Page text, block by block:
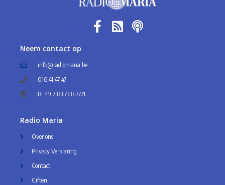
Neem contact op
info@radiomaria.be
016 41 47 47
BE49 7333 7333 7771
Radio Maria
Over ons
Privacy Verklaring
Contact
Giften